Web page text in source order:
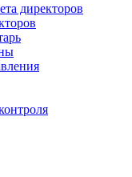
директоров